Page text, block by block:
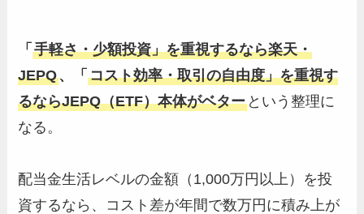
「手軽さ・少額投資」を重視するなら楽天・
JEPQ、「コスト効率・取引の自由度」を重視す
るならJEPQ（ETF）本体がベター という整理に
なる。
配当金生活レベルの金額（1,000万円以上）を投
資するなら、コスト差が年間で数万円に積み上が